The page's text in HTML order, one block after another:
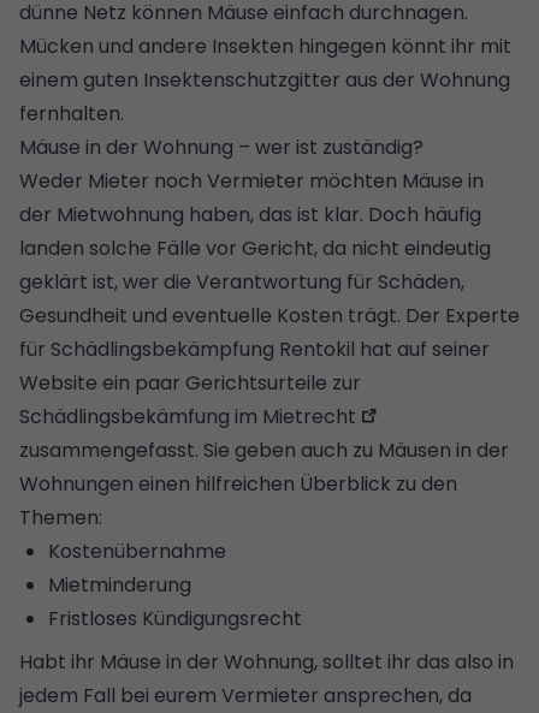
dünne Netz können Mäuse einfach durchnagen.
Mücken und andere Insekten hingegen könnt ihr mit
einem guten Insektenschutzgitter aus der Wohnung
fernhalten.
Mäuse in der Wohnung – wer ist zuständig?
Weder Mieter noch Vermieter möchten Mäuse in
der Mietwohnung haben, das ist klar. Doch häufig
landen solche Fälle vor Gericht, da nicht eindeutig
geklärt ist, wer die Verantwortung für Schäden,
Gesundheit und eventuelle Kosten trägt. Der Experte
für Schädlingsbekämpfung Rentokil hat auf seiner
Website ein paar Gerichtsurteile zur
Schädlingsbekämfung im Mietrecht
zusammengefasst. Sie geben auch zu Mäusen in der
Wohnungen einen hilfreichen Überblick zu den
Themen:
Kostenübernahme
Mietminderung
Fristloses Kündigungsrecht
Habt ihr Mäuse in der Wohnung, solltet ihr das also in
jedem Fall bei eurem Vermieter ansprechen, da